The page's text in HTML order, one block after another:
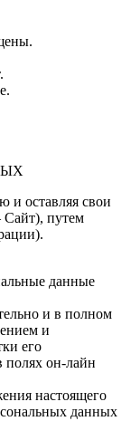
и оставляя свои
путем
данные
и в полном
и
его
он-лайн
настоящего
данных